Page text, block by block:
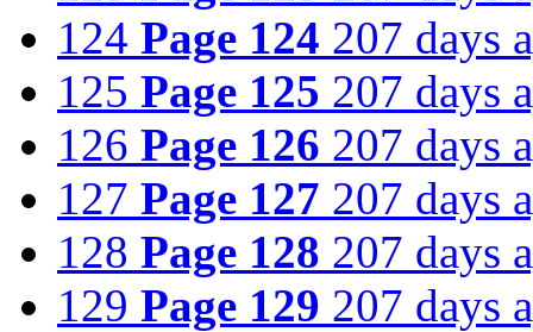
124 Page 124 207 days
125 Page 125 207 days
126 Page 126 207 days
127 Page 127 207 days
128 Page 128 207 days
129 Page 129 207 days